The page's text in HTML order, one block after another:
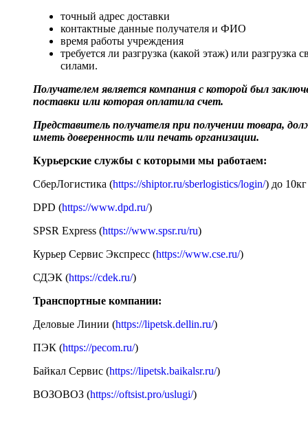
точный адрес доставки
контактные данные получателя и ФИО
время работы учреждения
требуется ли разгрузка (какой этаж) или разгрузка
силами.
Получателем является компания с которой был
поставки или которая оплатила счет.
Представитель получателя при получении товара,
иметь доверенность или печать организации.
Курьерские службы с которыми мы работаем:
СберЛогистика (https://shiptor.ru/sberlogistics/login/) до 10кг
DPD (https://www.dpd.ru/)
SPSR Express (https://www.spsr.ru/ru)
Курьер Сервис Экспресс (https://www.cse.ru/)
СДЭК (https://cdek.ru/)
Транспортные компании:
Деловые Линии (https://lipetsk.dellin.ru/)
ПЭК (https://pecom.ru/)
Байкал Сервис (https://lipetsk.baikalsr.ru/)
ВОЗОВОЗ (https://oftsist.pro/uslugi/)